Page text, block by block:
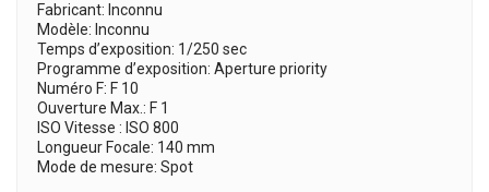
Fabricant: Inconnu
Modèle: Inconnu
Temps d’exposition: 1/250 sec
Programme d’exposition: Aperture priority
Numéro F: F 10
Ouverture Max.: F 1
ISO Vitesse : ISO 800
Longueur Focale: 140 mm
Mode de mesure: Spot